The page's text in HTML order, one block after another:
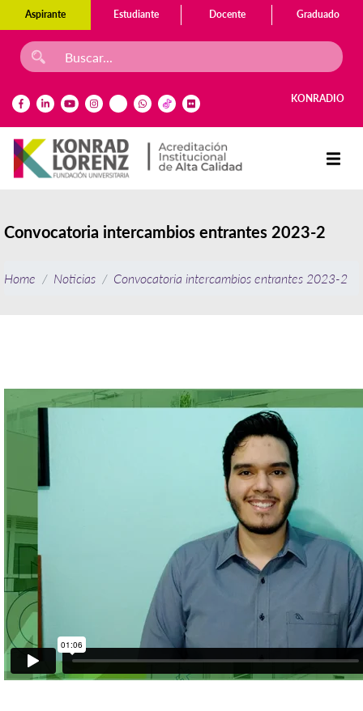
Aspirante Estudiante Docente Graduado
KONRADIO
Convocatoria intercambios entrantes 2023-2
Home Noticias Convocatoria intercambios entrantes 2023-2